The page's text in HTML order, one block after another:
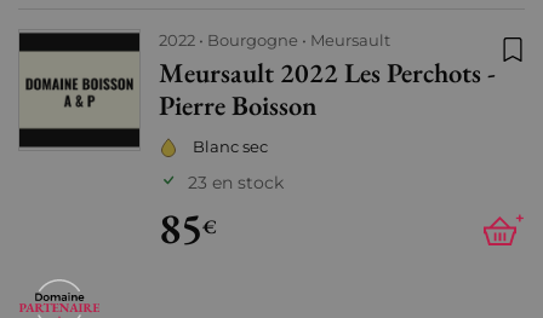
2022 Bourgogne Meursault
Meursault 2022 Les Perchots -
Pierre Boisson
Blanc sec
23 en stock
85€ +